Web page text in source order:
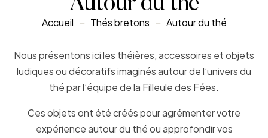
Accueil Thés bretons Autour du thé
Nous présentons ici les théières, accessoires et objets
ludiques ou décoratifs imaginés autour de l’univers du
thé par l’équipe de la Filleule des Fées.
Ces objets ont été créés pour agrémenter votre
expérience autour du thé ou approfondir vos